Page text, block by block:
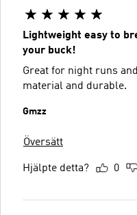
Lightweight easy to
your buck!
Great for night runs and
material and durable.
Gmzz
Översätt
Hjälpte detta? 0